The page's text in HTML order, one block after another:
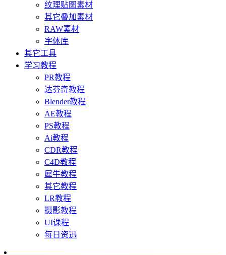
纹理贴图素材
其它叠加素材
RAW素材
字体库
其它工具
学习教程
PR教程
达芬奇教程
Blender教程
AE教程
PS教程
Ai教程
CDR教程
C4D教程
犀牛教程
其它教程
LR教程
摄影教程
UI课程
每日资迅